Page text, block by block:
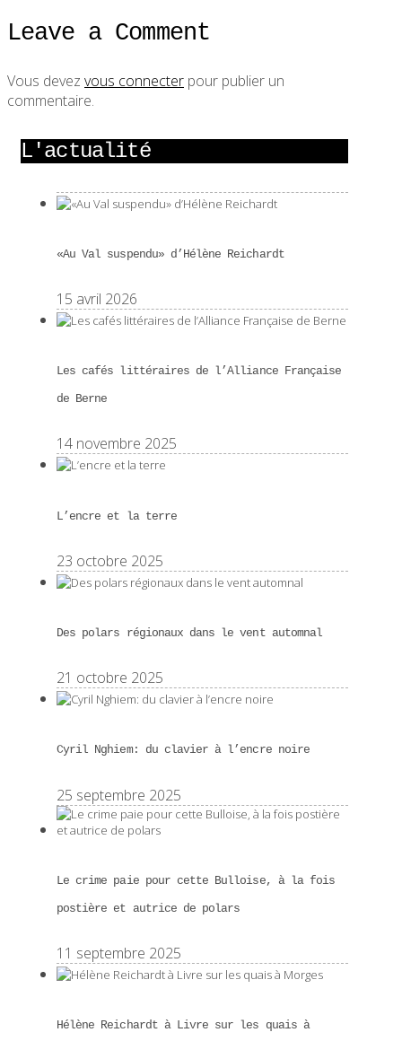
Leave a Comment
Vous devez vous connecter pour publier un
commentaire.
L'actualité
«Au Val suspendu» d’Hélène Reichardt
15 avril 2026
Les cafés littéraires de l’Alliance Française
de Berne
14 novembre 2025
L’encre et la terre
23 octobre 2025
Des polars régionaux dans le vent automnal
21 octobre 2025
Cyril Nghiem: du clavier à l’encre noire
25 septembre 2025
Le crime paie pour cette Bulloise, à la fois
postière et autrice de polars
11 septembre 2025
Hélène Reichardt à Livre sur les quais à